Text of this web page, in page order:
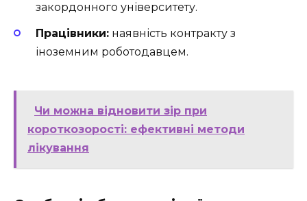
закордонного університету.
Працівники: наявність контракту з
іноземним роботодавцем.
Чи можна відновити зір при
короткозорості: ефективні методи
лікування